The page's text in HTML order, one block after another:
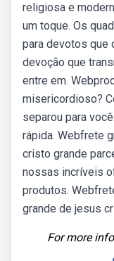
religiosa e
um toque. Os
para devotos que
devoção que
entre em.
misericordioso?
separou para
rápida. Webfrete
cristo grande
nossas incríveis
produtos.
grande de jesus
For more